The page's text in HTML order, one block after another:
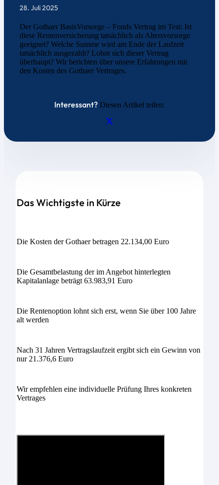
28. Juli 2025
Der Gothaer BasisVorsorge – Fonds Vertrag im Test: Ist
diese Rentenversicherung tatsächlich als Altersvorsorge
geeignet? Welche Summe wird am Ende der Laufzeit
tatsächlich ausgezahlt? Lohnt sich dieser Vertrag
überhaupt? Wir berichten über unsere Erfahrungen mit
den Kosten des Gothaer Vertrages.
Interessant? Diesen Artikel teilen:
Das Wichtigste in Kürze
Die Kosten der Gothaer betragen 22.134,00 Euro
Die Gesamtbelastung der im Angebot hinterlegten
Kapitalanlage beträgt 63.983,91 Euro
Die Rentenoption lohnt sich erst, wenn Sie über 100 Jahre
alt werden
Nach 31 Jahren Vertragslaufzeit ergibt sich ein Gewinn von
nur 21.376,6 Euro
Wir empfehlen eine individuelle Prüfung Ihres konkreten
Vertrages